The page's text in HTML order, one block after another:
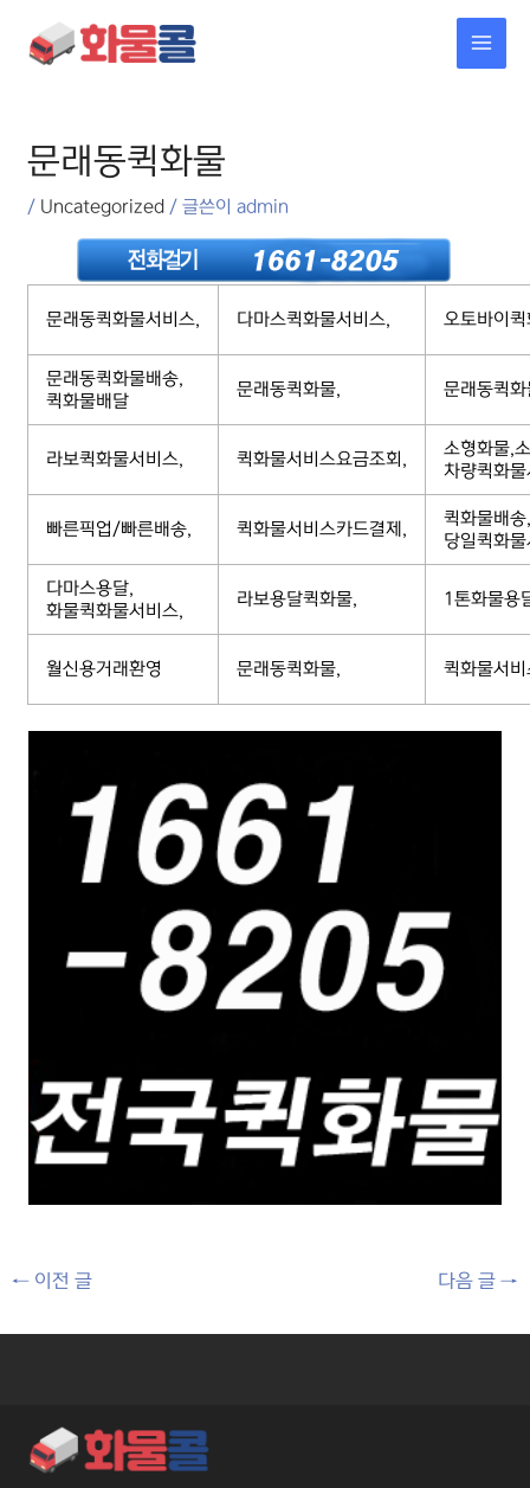
건너뛰기
문래동퀵화물
/ Uncategorized / 글쓴이admin
문래동퀵화물서비스, 다마스퀵화물서비스, 오토바이
문래동퀵화물배송,
퀵화물배달
문래동퀵화물, 문래동퀵
라보퀵화물서비스, 퀵화물서비스요금조회,
소형화물,
차량퀵화
빠른픽업/빠른배송, 퀵화물서비스카드결제,
퀵화물배
당일퀵화
다마스용달,
화물퀵화물서비스,
라보용달퀵화물, 1톤화물용
월신용거래환영 문래동퀵화물, 퀵화물서
← 이전 글 다음 글 →